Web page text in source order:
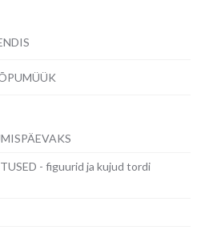
- figuurid ja kujud tordi